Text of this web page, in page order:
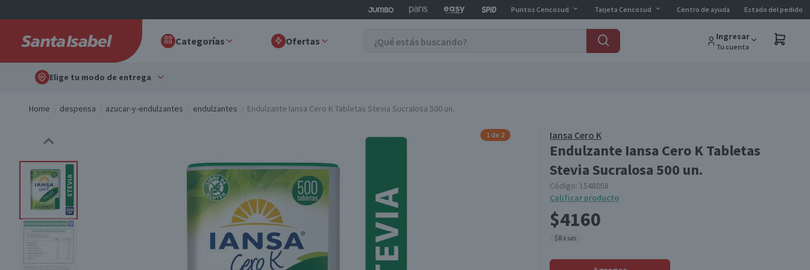
Puntos Cencosud Tarjeta Cencosud Centro de ayuda Estado del pedido
Categorías Ofertas Ingresar
Tu cuenta
Elige tu modo de entrega
Home despensa azucar-y-endulzantes endulzantes Endulzante Iansa Cero K Tabletas Stevia Sucralosa 500 un.
Iansa Cero K
Endulzante Iansa Cero K Tabletas
Stevia Sucralosa 500 un.
Código: 1548058
Calificar producto
$4160
$8 x un
1 de 2